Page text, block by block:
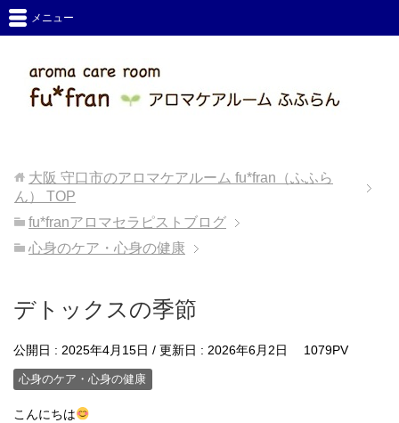
メニュー
大阪 守口市のアロマケアルーム fu*fran（ふふら
ん）
TOP
fu*franアロマセラピストブログ
心身のケア・心身の健康
デトックスの季節
公開日 : 2025年4月15日 / 更新日 : 2026年6月2日 1079PV
心身のケア・心身の健康
こんにちは